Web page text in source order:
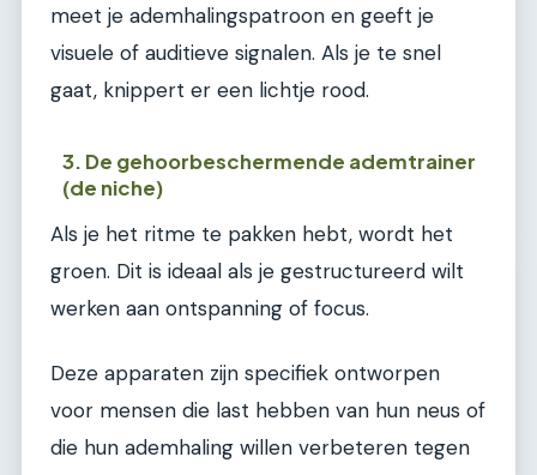
meet je ademhalingspatroon en geeft je
visuele of auditieve signalen. Als je te snel
gaat, knippert er een lichtje rood.
3. De gehoorbeschermende ademtrainer
(de niche)
Als je het ritme te pakken hebt, wordt het
groen. Dit is ideaal als je gestructureerd wilt
werken aan ontspanning of focus.
Deze apparaten zijn specifiek ontworpen
voor mensen die last hebben van hun neus of
die hun ademhaling willen verbeteren tegen